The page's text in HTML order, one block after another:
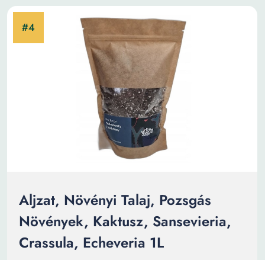
Aljzat, Növényi Talaj, Pozsgás
Növények, Kaktusz, Sansevieria,
Crassula, Echeveria 1L